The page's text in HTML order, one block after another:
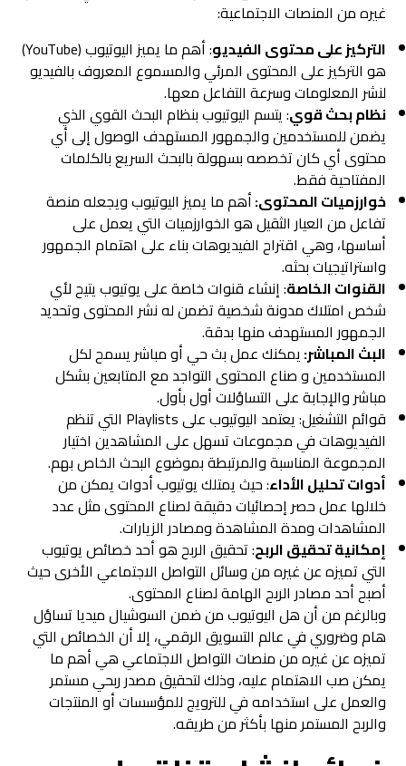
غيره من المنصات الاجتماعية:
التركيز على محتوى الفيديو
: أهم ما يميز اليوتيوب (YouTube)
هو التركيز على المحتوى المرئي والمسموع المعروف بالفيديو
لنشر المعلومات وسرعة التفاعل معها.
نظام بحث قوي: يتسم اليوتيوب بنظام البحث القوي الذي
يضمن للمستخدمين والجمهور المستهدف الوصول إلى أي
محتوى أي كان تخصصه بسهولة بالبحث السريع بالكلمات
المفتاحية فقط.
خوارزميات المحتوى:أهم ما يميز اليوتيوب ويجعله منصة
تفاعل من العيار الثقيل هو الخوارزميات التي يعمل على
أساسها، وهي اقتراح الفيديوهات بناء على اهتمام الجمهور
واستراتيجيات بحثه.
القنوات الخاصة: إنشاء قنوات خاصة على يوتيوب يتيح لأي
شخص امتلاك مدونة شخصية تضمن له نشر المحتوى وتحديد
الجمهور المستهدف منها بدقة.
البث المباشر:يمكنك عمل بث حي أو مباشر يسمح لكل
المستخدمين و صناع المحتوى التواجد مع المتابعين بشكل
مباشر والإجابة على التساؤلات أول بأول.
قوائم التشغيل: يعتمد اليوتيوب على Playlists التي تنظم
الفيديوهات في مجموعات تسهل على المشاهدين اختيار
المجموعة المناسبة والمرتبطة بموضوع البحث الخاص بهم.
أدوات تحليل الأداء: حيث يمتلك يوتيوب أدوات يمكن من
خلالها عمل حصر إحصائيات دقيقة لصناع المحتوى مثل عدد
المشاهدات ومدة المشاهدة ومصادر الزيارات.
إمكانية تحقيق الربح: تحقيق الربح هو أحد خصائص يوتيوب
التي تميزه عن غيره من وسائل التواصل الاجتماعي الأخرى حيث
أصبح أحد مصادر الربح الهامة لصناع المحتوى.
وبالرغم من أن هل اليوتيوب من ضمن السوشيال ميديا تساؤل
هام وضروري في عالم التسويق الرقمي، إلا أن الخصائص التي
تميزه عن غيره من منصات التواصل الاجتماعي هي أهم ما
يمكن صب الاهتمام عليه، وذلك لتحقيق مصدر ربحي مستمر
والعمل على استخدامه في للترويج للمؤسسات أو المنتجات
والربح المستمر منها بأكثر من طريقه.